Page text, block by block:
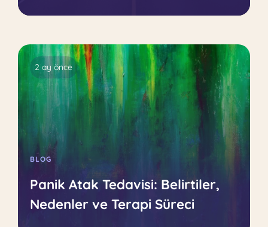
2 ay önce
BLOG
Panik Atak Tedavisi: Belirtiler,
Nedenler ve Terapi Süreci